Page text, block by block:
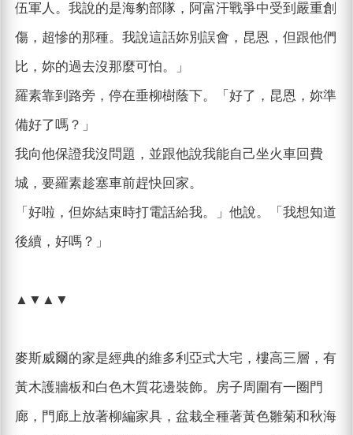
伍軍人。我說的是海豹部隊，阿富汗戰爭中受到嚴重創
傷，超慘的那種。我說這話妳別誤會，昆恩，但跟他們
比，妳的過去沒那麼可怕。」
羅素靠到路旁，停在垂柳樹蔭下。「好了，昆恩，妳準
備好了嗎？」
我向他保證我沒問題，並跟他說我能自己坐火車回費
城，要羅素趁塞車前趕快回家。
「好啦，但妳結束時打電話給我。」他說。「我想知道
後續，好嗎？」
▲▼▲▼
麥斯威爾的家是經典的維多利亞式大宅，樓高三層，有
黃木護牆板和白色木質花邊裝飾。房子周圍有一圈門
廊，門廊上放著柳編家具，盆栽全種著黃色雛菊和秋海